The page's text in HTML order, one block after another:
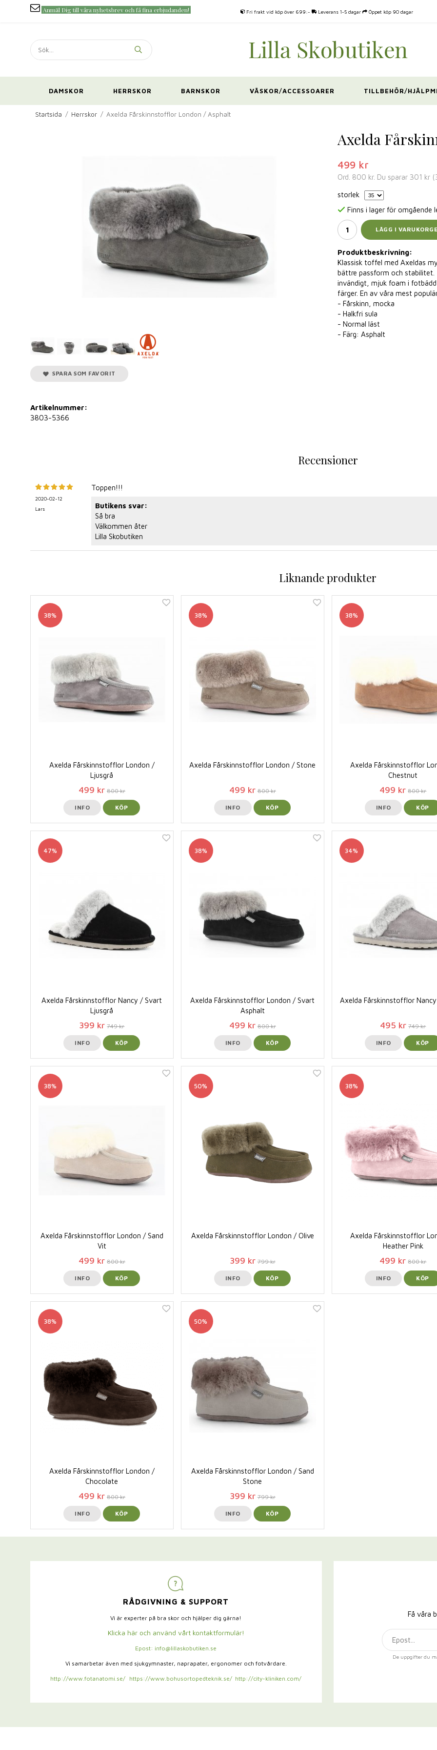
Anmäl Dig till våra nyhetsbrev och få fina erbjudanden! Fri frakt vid köp över 699:- Leverans 1-5 dagar Öppet köp 90 dagar
DAMSKOR HERRSKOR BARNSKOR VÄSKOR/ACCESSOARER TILLBEHÖR/
Startsida / Herrskor / Axelda Fårskinnstofflor London / Asphalt
Axelda
499 kr
Ord. 800 kr. Du sparar 301 kr (
storlek
Finns i lager för omgående
LÄGG I
Produktbeskrivning:
Klassisk toffel med Axeldas
bättre passform och stabilitet.
invändigt, mjuk foam i
färger. En av våra mest
- Fårskinn, mocka
- Halkfri sula
- Normal läst
- Färg: Asphalt
SPARA SOM FAVORIT
Artikelnummer:
3803-5366
Recensioner
2020-02-12
Lars
Toppen!!!
Butikens svar:
Så bra
Välkommen åter
Lilla Skobutiken
Liknande produkter
38%
Axelda Fårskinnstofflor London /
Ljusgrå
499 kr 800 kr
INFO KÖP
38%
Axelda Fårskinnstofflor London / Stone
499 kr 800 kr
INFO KÖP
38%
Axelda Fårskinnstofflor
Chestnut
499 kr 800 kr
INFO KÖP
47%
Axelda Fårskinnstofflor Nancy / Svart
Ljusgrå
399 kr 749 kr
INFO KÖP
38%
Axelda Fårskinnstofflor London / Svart
Asphalt
499 kr 800 kr
INFO KÖP
34%
Axelda Fårskinnstofflor
495 kr 749 kr
INFO KÖP
38%
Axelda Fårskinnstofflor London / Sand
Vit
499 kr 800 kr
INFO KÖP
50%
Axelda Fårskinnstofflor London / Olive
399 kr 799 kr
INFO KÖP
38%
Axelda Fårskinnstofflor
Heather Pink
499 kr 800 kr
INFO KÖP
38%
Axelda Fårskinnstofflor London /
Chocolate
499 kr 800 kr
INFO KÖP
50%
Axelda Fårskinnstofflor London / Sand
Stone
399 kr 799 kr
INFO KÖP
RÅDGIVNING & SUPPORT
Vi är experter på bra skor och hjälper dig gärna!
Klicka här och använd vårt kontaktformulär!
Epost: info@lillaskobutiken.se
Vi samarbetar även med sjukgymnaster, naprapater, ergonomer och fotvårdare.
http://www.fotanatomi.se/ https://www.bohusortopedteknik.se/ http://city-kliniken.com/
Få våra
De uppgifter du